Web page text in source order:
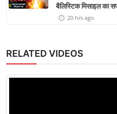
बैलिस्टिक मिसाइल का
20 hrs ago
RELATED VIDEOS